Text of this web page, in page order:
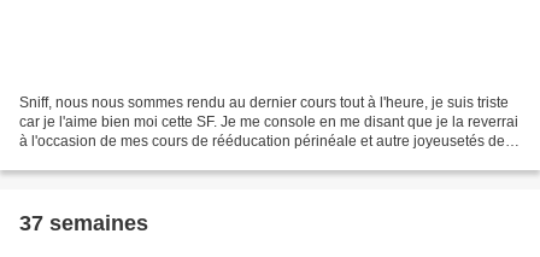
Sniff, nous nous sommes rendu au dernier cours tout à l'heure, je suis triste
car je l'aime bien moi cette SF. Je me console en me disant que je la reverrai
à l'occasion de mes cours de rééducation périnéale et autre joyeusetés de
37 semaines